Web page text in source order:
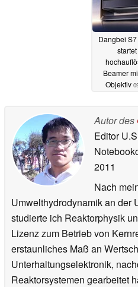
Dangbei
Beamer
Objektiv
Autor des
Editor
2011
Nach
Umwelthydrodynamik an der
studierte ich Reaktorphysik
Lizenz zum Betrieb von
erstaunliches Maß an
Unterhaltungselektronik,
Reaktorsystemen gearbeitet